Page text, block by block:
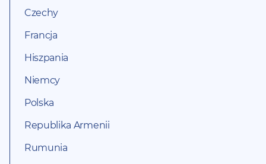
Czechy
Francja
Hiszpania
Niemcy
Polska
Republika Armenii
Rumunia